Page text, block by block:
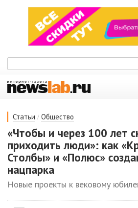
Статьи / Общество
«Чтобы и через 100 лет
приходить люди»: как
Столбы» и «Полюс»
нацпарка
Новые проекты к вековому